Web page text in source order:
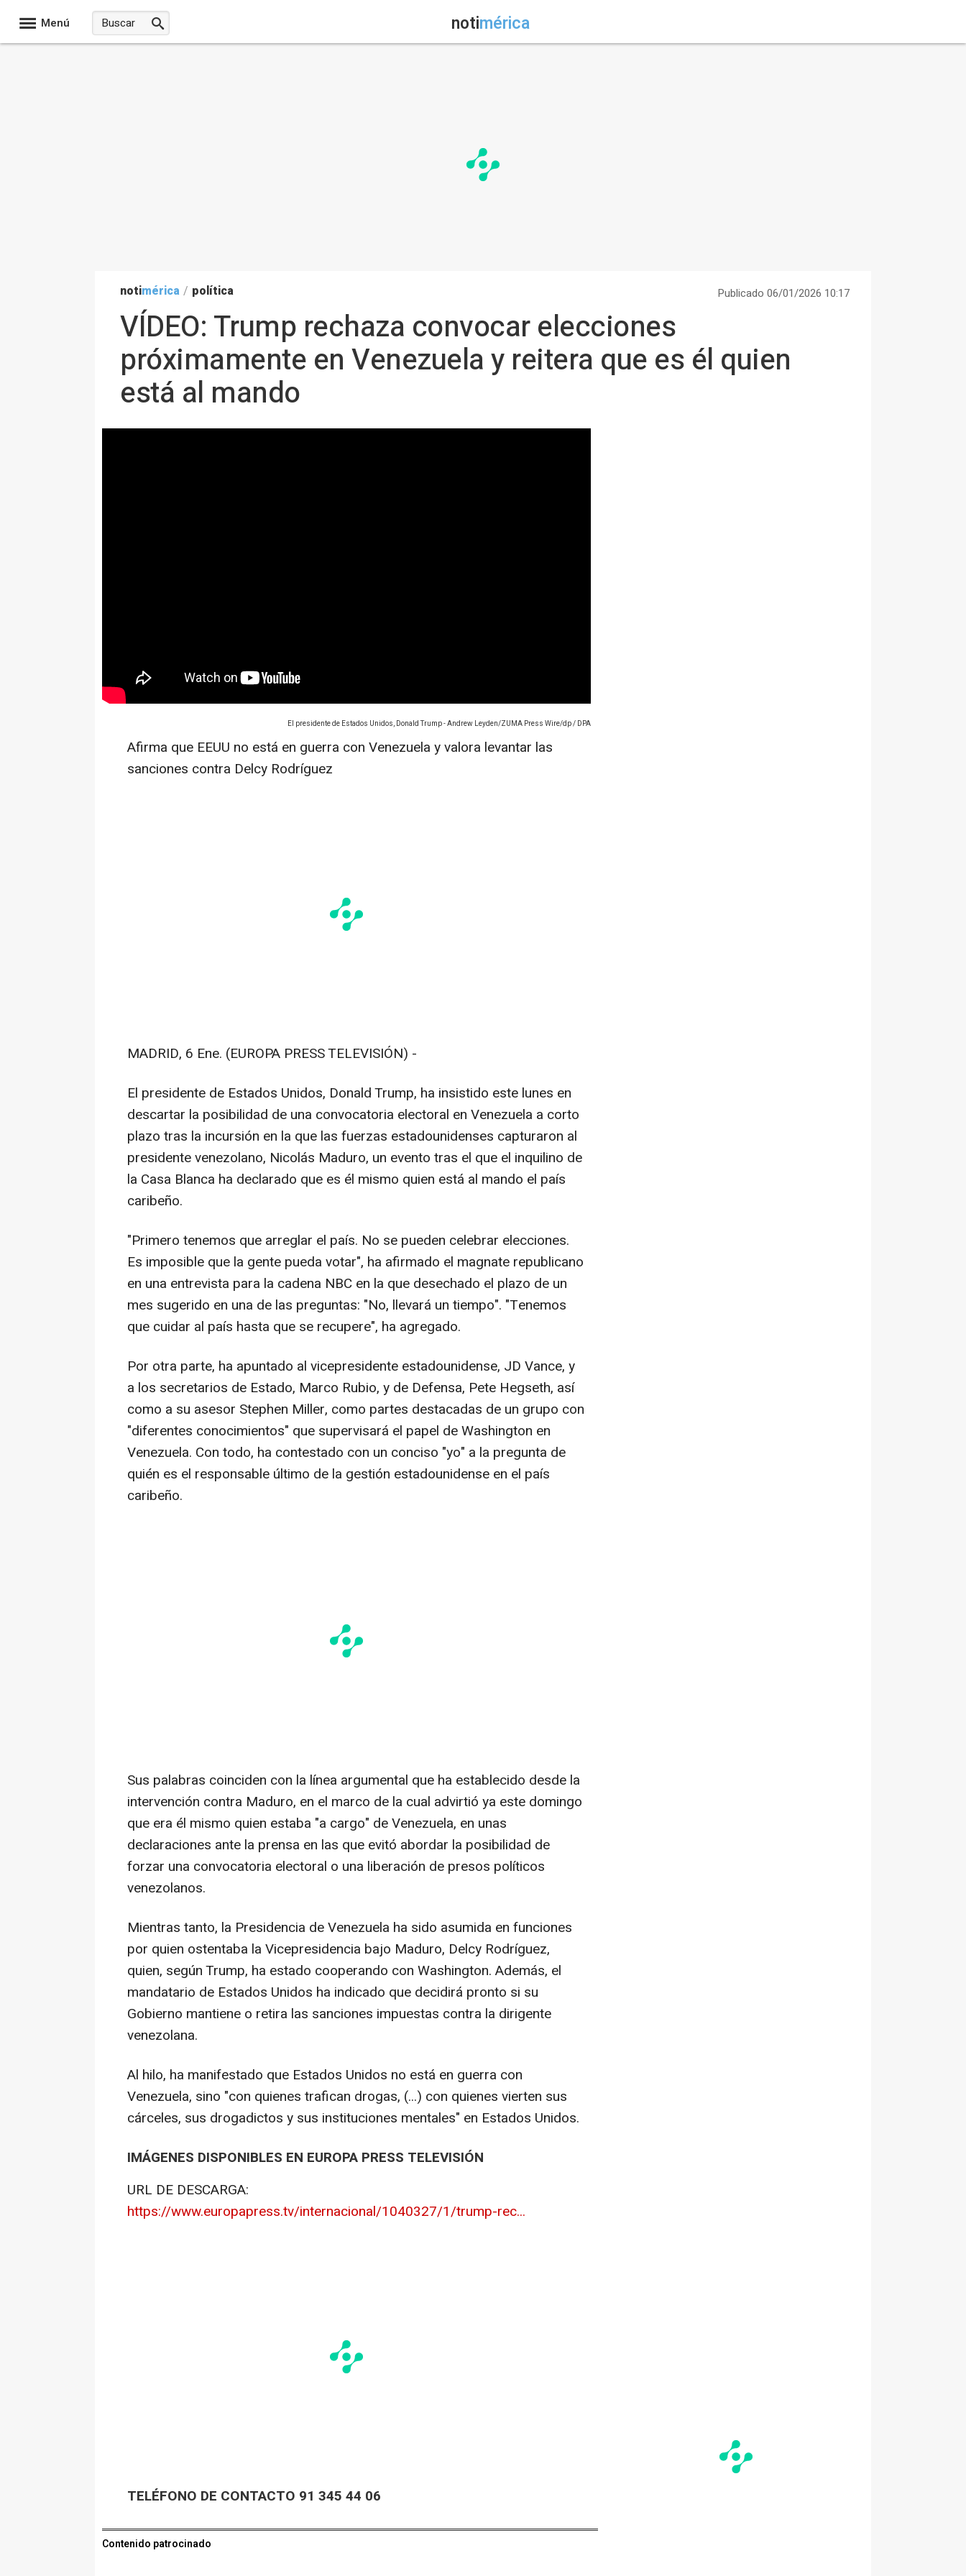
Menú notimérica
notimérica / política Publicado 06/01/2026 10:17
VÍDEO: Trump rechaza convocar elecciones
próximamente en Venezuela y reitera que es él quien
está al mando
El presidente de Estados Unidos, Donald Trump - Andrew Leyden/ZUMA Press Wire/dp / DPA
Afirma que EEUU no está en guerra con Venezuela y valora levantar las
sanciones contra Delcy Rodríguez
MADRID, 6 Ene. (EUROPA PRESS TELEVISIÓN) -
El presidente de Estados Unidos, Donald Trump, ha insistido este lunes en
descartar la posibilidad de una convocatoria electoral en Venezuela a corto
plazo tras la incursión en la que las fuerzas estadounidenses capturaron al
presidente venezolano, Nicolás Maduro, un evento tras el que el inquilino de
la Casa Blanca ha declarado que es él mismo quien está al mando el país
caribeño.
"Primero tenemos que arreglar el país. No se pueden celebrar elecciones.
Es imposible que la gente pueda votar", ha afirmado el magnate republicano
en una entrevista para la cadena NBC en la que desechado el plazo de un
mes sugerido en una de las preguntas: "No, llevará un tiempo". "Tenemos
que cuidar al país hasta que se recupere", ha agregado.
Por otra parte, ha apuntado al vicepresidente estadounidense, JD Vance, y
a los secretarios de Estado, Marco Rubio, y de Defensa, Pete Hegseth, así
como a su asesor Stephen Miller, como partes destacadas de un grupo con
"diferentes conocimientos" que supervisará el papel de Washington en
Venezuela. Con todo, ha contestado con un conciso "yo" a la pregunta de
quién es el responsable último de la gestión estadounidense en el país
caribeño.
Sus palabras coinciden con la línea argumental que ha establecido desde la
intervención contra Maduro, en el marco de la cual advirtió ya este domingo
que era él mismo quien estaba "a cargo" de Venezuela, en unas
declaraciones ante la prensa en las que evitó abordar la posibilidad de
forzar una convocatoria electoral o una liberación de presos políticos
venezolanos.
Mientras tanto, la Presidencia de Venezuela ha sido asumida en funciones
por quien ostentaba la Vicepresidencia bajo Maduro, Delcy Rodríguez,
quien, según Trump, ha estado cooperando con Washington. Además, el
mandatario de Estados Unidos ha indicado que decidirá pronto si su
Gobierno mantiene o retira las sanciones impuestas contra la dirigente
venezolana.
Al hilo, ha manifestado que Estados Unidos no está en guerra con
Venezuela, sino "con quienes trafican drogas, (...) con quienes vierten sus
cárceles, sus drogadictos y sus instituciones mentales" en Estados Unidos.
IMÁGENES DISPONIBLES EN EUROPA PRESS TELEVISIÓN
URL DE DESCARGA:
https://www.europapress.tv/internacional/1040327/1/trump-rec...
TELÉFONO DE CONTACTO 91 345 44 06
Contenido patrocinado